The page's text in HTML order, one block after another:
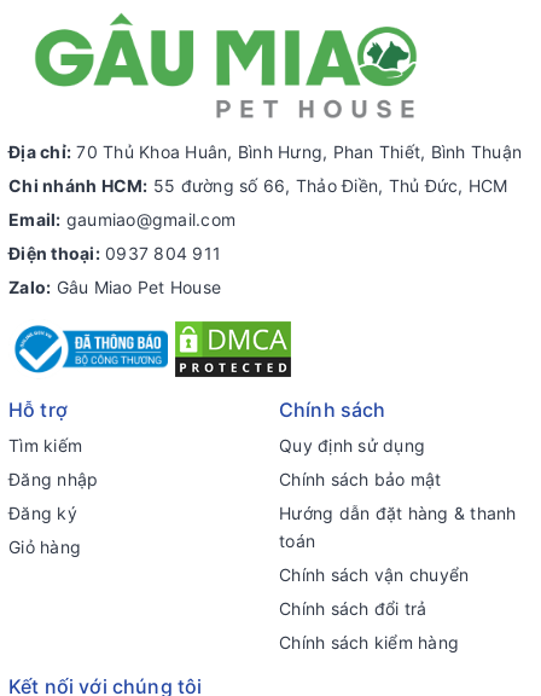
Địa chỉ: 70 Thủ Khoa Huân, Bình Hưng, Phan Thiết, Bình Thuận
Chi nhánh HCM: 55 đường số 66, Thảo Điền, Thủ Đức, HCM
Email: gaumiao@gmail.com
Điện thoại: 0937 804 911
Zalo: Gâu Miao Pet House
Hỗ trợ
Tìm kiếm
Đăng nhập
Đăng ký
Giỏ hàng
Chính sách
Quy định sử dụng
Chính sách bảo mật
Hướng dẫn đặt hàng & thanh
toán
Chính sách vận chuyển
Chính sách đổi trả
Chính sách kiểm hàng
Kết nối với chúng tôi